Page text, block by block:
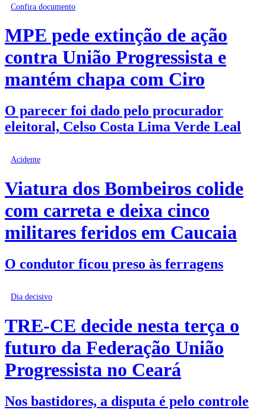
Confira documento
MPE pede extinção de ação
contra União Progressista e
mantém chapa com Ciro
O parecer foi dado pelo procurador
eleitoral, Celso Costa Lima Verde Leal
Acidente
Viatura dos Bombeiros colide
com carreta e deixa cinco
militares feridos em Caucaia
O condutor ficou preso às ferragens
Dia decisivo
TRE-CE decide nesta terça o
futuro da Federação União
Progressista no Ceará
Nos bastidores, a disputa é pelo controle